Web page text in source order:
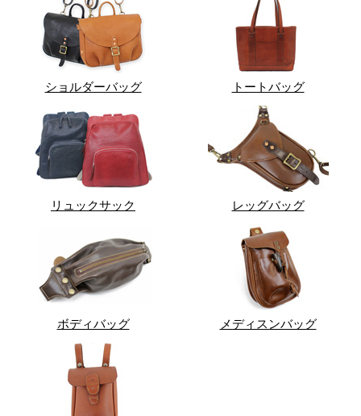
ショルダーバッグ トートバッグ
リュックサック レッグバッグ
ボディバッグ メディスンバッグ